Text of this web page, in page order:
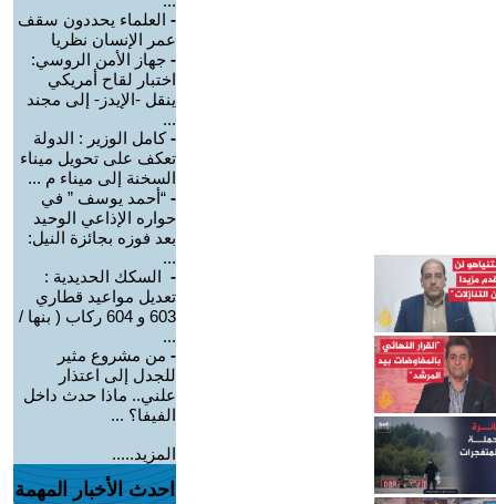
- العلماء يحددون سقف
عمر الإنسان نظريا
- جهاز الأمن الروسي:
اختبار لقاح أمريكي
ينقل -الإيدز- إلى مجند
...
-كامل الوزير : الدولة
تعكف على تحويل ميناء
السخنة إلى ميناء م ...
- “أحمد يوسف ” في
حواره الإذاعي الوحيد
بعد فوزه بجائزة النيل:
...
- السكك الحديدية :
تعديل مواعيد قطاري
603 و 604 ركاب ( بنها /
...
- من مشروع مثير
للجدل إلى اعتذار
علني.. ماذا حدث داخل
الفيفا؟ ...
المزيد.....
احدث الأخبار المهمة